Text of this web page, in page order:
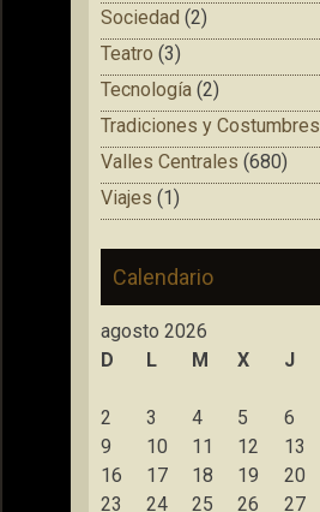
Sociedad (2)
Teatro (3)
Tecnología (2)
Tradiciones y Costumbres
Valles Centrales (680)
Viajes (1)
Calendario
agosto 2026
D
L M X J
2
3 4 5 6
9
10 11 12 13
16
17 18 19 20
23
24 25 26 27